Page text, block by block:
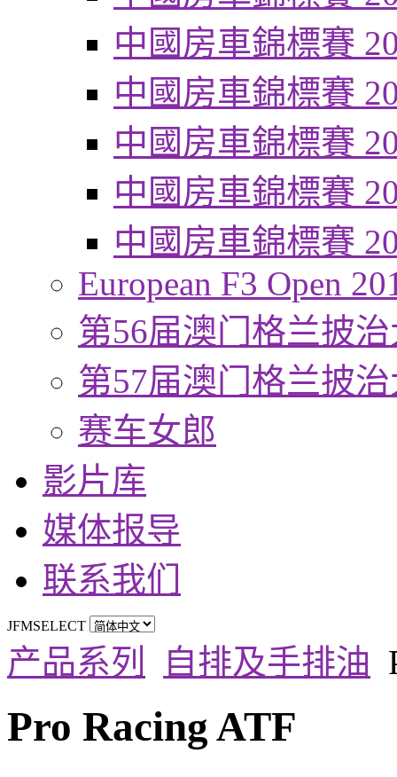
中國房車錦標賽
中國房車錦標賽
中國房車錦標賽
中國房車錦標賽
中國房車錦標賽
European F3 Open
第56届澳门格兰披
第57届澳门格兰披
赛车女郎
影片库
媒体报导
联系我们
JFMSELECT
产品系列 自排及手排油
Pro Racing ATF